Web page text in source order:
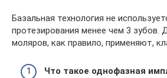
Базальная технология не
протезирования менее чем 3 зубов.
моляров, как правило, применяют,
Что такое однофазная